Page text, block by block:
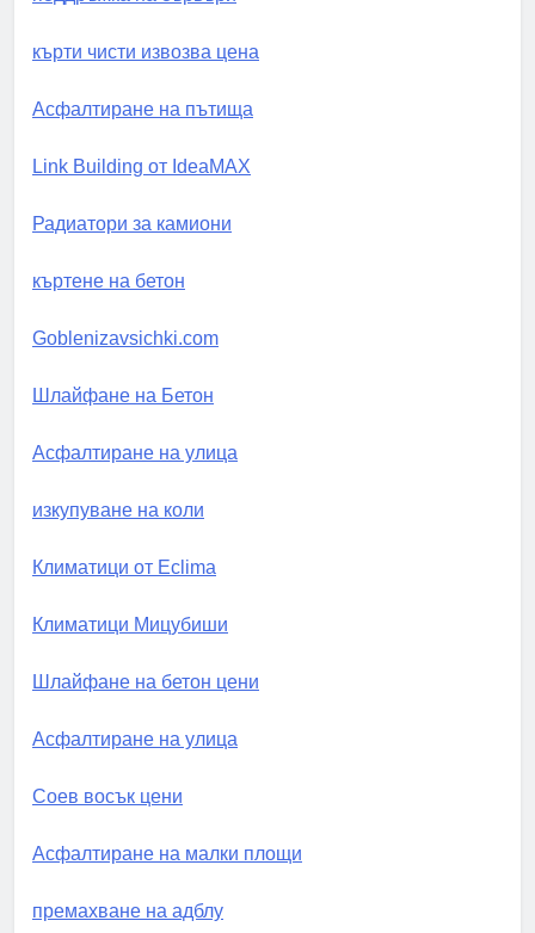
кърти чисти извозва цена
Асфалтиране на пътища
Link Building от IdeaMAX
Радиатори за камиони
къртене на бетон
Goblenizavsichki.com
Шлайфане на Бетон
Асфалтиране на улица
изкупуване на коли
Климатици от Eclima
Климатици Мицубиши
Шлайфане на бетон цени
Асфалтиране на улица
Соев восък цени
Асфалтиране на малки площи
премахване на адблу